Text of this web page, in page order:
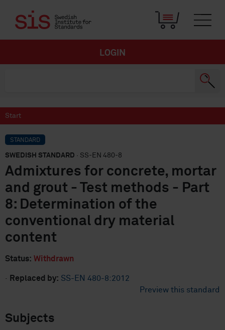
LOGIN
Start
STANDARD
SWEDISH STANDARD · SS-EN 480-8
Admixtures for concrete, mortar
and grout - Test methods - Part
8: Determination of the
conventional dry material
content
Status: Withdrawn
· Replaced by: SS-EN 480-8:2012
Preview this standard
Subjects